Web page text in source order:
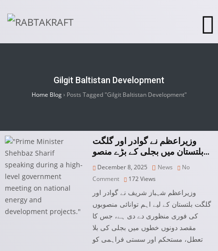
Gilgit Baltistan Development
Home Blog› Posts Tagged "Gilgit Baltistan Development"
وزیراعظم نے گوادر اور گلگت
بلتستان میں بجلی کے بڑے منصو…
December 8, 2025 News
No
Comment
172Views
وزیراعظم شہباز شریف نے گوادر اور
گلگت بلتستان کے لیے اہم توانائی منصوبوں
کی فوری منظوری دے دی ہے، جس کا
مقصد دونوں خطوں میں بجلی کی بلا
تعطل، مستحکم اور سستی فراہمی کو